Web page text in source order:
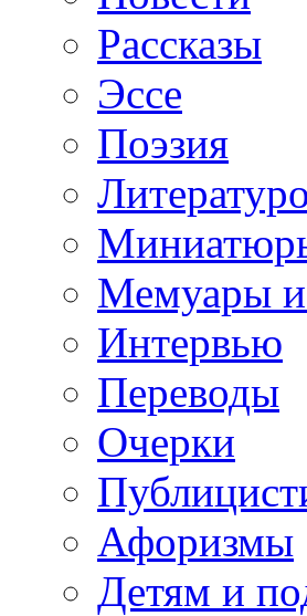
Рассказы
Эссе
Поэзия
Мемуары
Интервью
Переводы
Очерки
Афоризмы
Детям и